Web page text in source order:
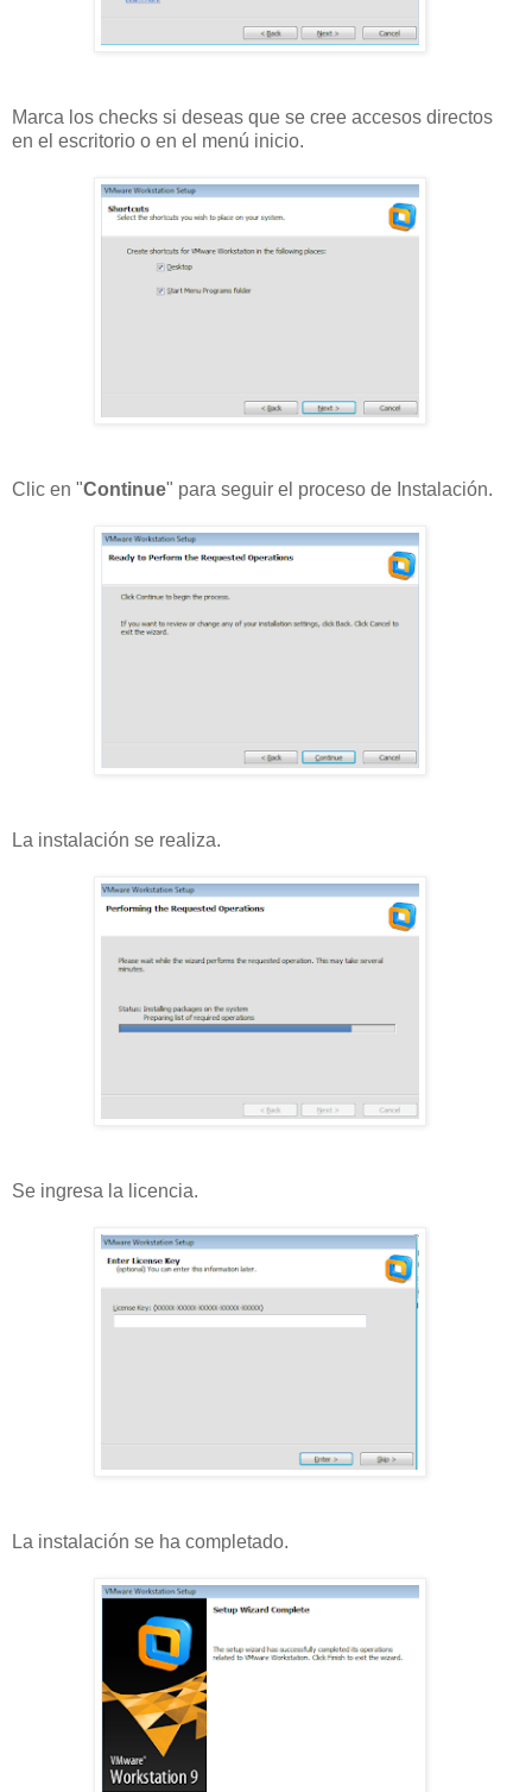
Marca los checks si deseas que se cree accesos directos
en el escritorio o en el menú inicio.
Clic en "Continue" para seguir el proceso de Instalación.
La instalación se realiza.
Se ingresa la licencia.
La instalación se ha completado.